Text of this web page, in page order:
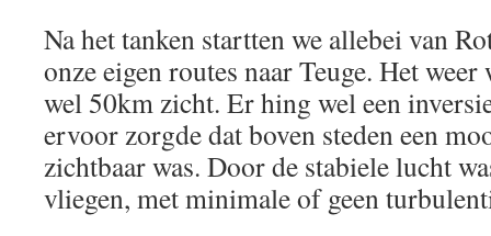
Na het tanken startten we allebei van
onze eigen routes naar Teuge. Het
wel 50km zicht. Er hing wel een
ervoor zorgde dat boven steden een
zichtbaar was. Door de stabiele lucht
vliegen, met minimale of geen